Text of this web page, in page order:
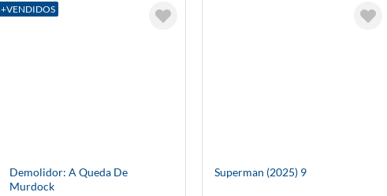
+VENDIDOS
Demolidor: A Queda De
Murdock
Superman (2025) 9